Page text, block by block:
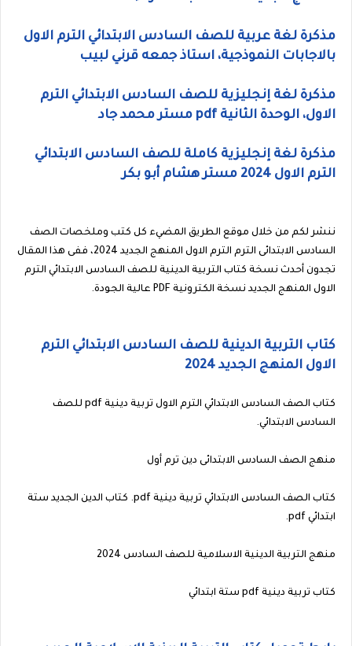
مذكرة لغة عربية للصف السادس الابتدائي الترم الاول
بالاجابات النموذجية، استاذ جمعه قرني لبيب
مذكرة لغة إنجليزية للصف السادس الابتدائي الترم
الاول، الوحدة الثانية pdf مستر محمد جاد
مذكرة لغة إنجليزية كاملة للصف السادس الابتدائي
الترم الاول 2024 مستر هشام أبو بكر
ننشر لكم من خلال موقع الطريق المضيء كل كتب وملخصات الصف
السادس الابتدائى الترم الترم الاول المنهج الجديد 2024، ففى هذا المقال
تجدون أحدث نسخة كتاب التربية الدينية للصف السادس الابتدائي الترم
الاول المنهج الجديد نسخة الكترونية PDF عالية الجودة.
كتاب التربية الدينية للصف السادس الابتدائي الترم
الاول المنهج الجديد 2024
كتاب الصف السادس الابتدائي الترم الاول تربية دينية pdf للصف
السادس الابتدائي.
منهج الصف السادس الابتدائى دين ترم أول
كتاب الصف السادس الابتدائي تربية دينية pdf. كتاب الدين الجديد ستة
ابتدائي pdf.
منهج التربية الدينية الاسلامية للصف السادس 2024
كتاب تربية دينية pdf ستة ابتدائي